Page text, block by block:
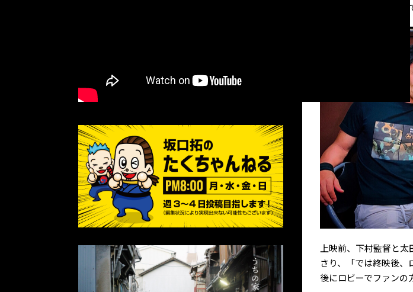
スポドリと水しか飲
上映前、下村監督と
さり、「では終映後
後にロビーでファンの